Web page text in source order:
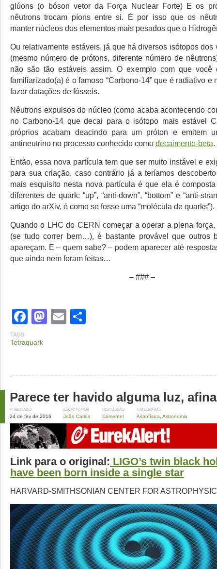
glúons (o bóson vetor da Força Nuclear Forte) E os
nêutrons trocam píons entre si. É por isso que os
manter núcleos dos elementos mais pesados que o
Ou relativamente estáveis, já que há diversos isótopos dos
(mesmo número de prótons, diferente número de
não são tão estáveis assim. O exemplo com que você
familiarizado(a) é o famoso “Carbono-14” que é radiativo e
fazer datações de fósseis.
Nêutrons expulsos do núcleo (como acaba acontecendo
no Carbono-14 que decai para o isótopo mais estável
próprios acabam deacindo para um próton e emitem
antineutrino no processo conhecido como decaimento-beta.
Então, essa nova partícula tem que ser muito instável e
para sua criação, caso contrário já a teríamos
mais esquisito nesta nova partícula é que ela é
diferentes de quark: “up”, “anti-down”, “bottom” e “anti-
artigo do arXiv, é como se fosse uma “molécula de quarks”).
Quando o LHC do CERN começar a operar a plena
(se tudo correr bem…), é bastante provável que outros
apareçam. E – quem sabe? – podem aparecer até
que ainda nem foram feitas…
– ### –
Facebook
Mastodon
Email
TAGS
Tetraquark
Parece ter havido alguma luz,
PUBLICADO
24 de fev de 2016
ESCRITO POR
João Carlos
DISCUSSÃO
Comente!
CATEGORIAS
Astrofísica Astronomia
Link para o original: LIGO’s twin black
have been born inside a single star
HARVARD-SMITHSONIAN CENTER FOR